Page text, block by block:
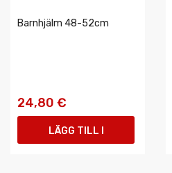
Barnhjälm 48-52cm
24,80 €
LÄGG TILL I